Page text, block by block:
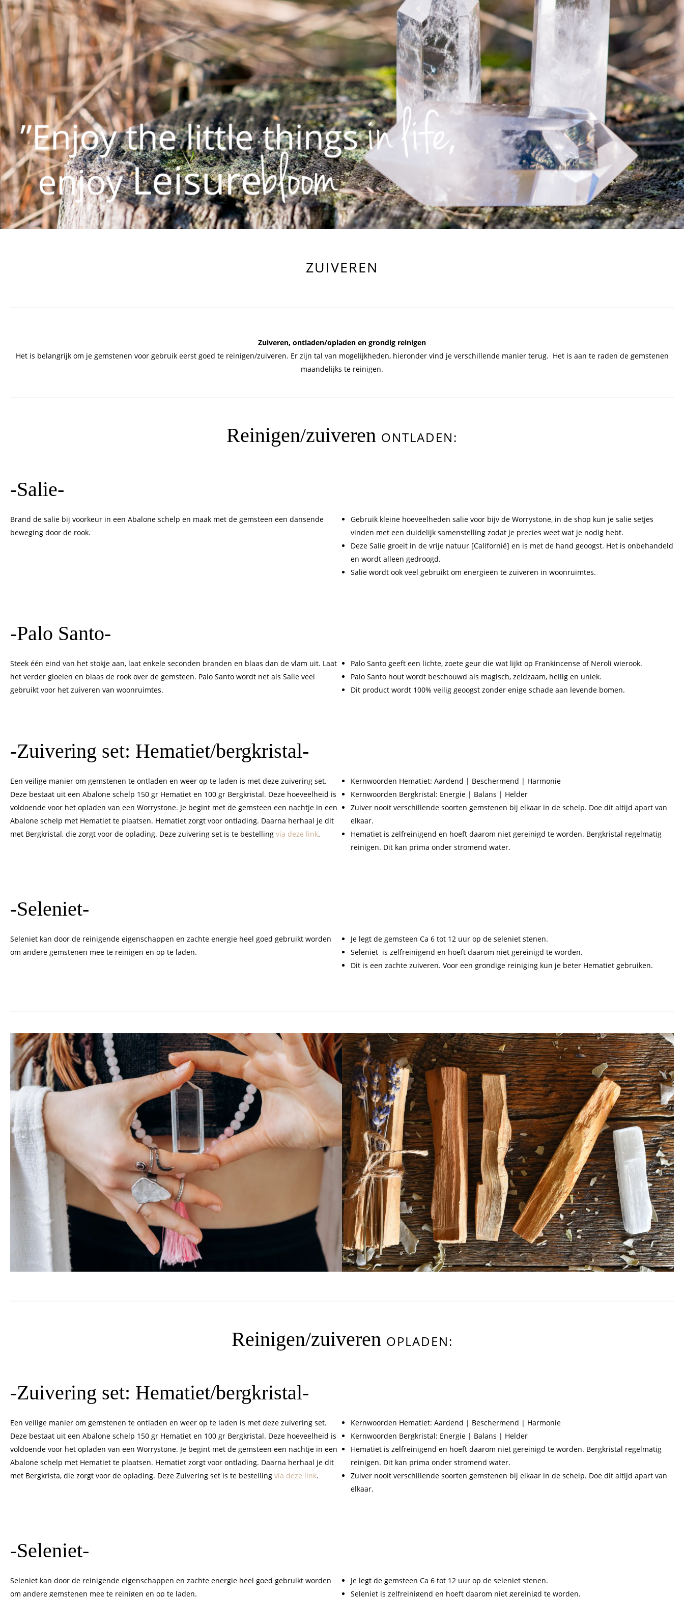
ZUIVEREN
Zuiveren, ontladen/opladen en grondig reinigen
Het is belangrijk om je gemstenen voor gebruik eerst goed te reinigen/zuiveren. Er zijn tal van mogelijkheden, hieronder vind je verschillende manier terug. Het is aan te raden de gemstenen
maandelijks te reinigen.
Reinigen/zuiveren ONTLADEN:
-Salie-
Brand de salie bij voorkeur in een Abalone schelp en maak met de gemsteen een dansende
beweging door de rook.
Gebruik kleine hoeveelheden salie voor bijv de Worrystone, in de shop kun je salie setjes
vinden met een duidelijk samenstelling zodat je precies weet wat je nodig hebt.
Deze Salie groeit in de vrije natuur [Californië] en is met de hand geoogst. Het is onbehandeld
en wordt alleen gedroogd.
Salie wordt ook veel gebruikt om energieën te zuiveren in woonruimtes.
-Palo Santo-
Steek één eind van het stokje aan, laat enkele seconden branden en blaas dan de vlam uit. Laat
het verder gloeien en blaas de rook over de gemsteen. Palo Santo wordt net als Salie veel
gebruikt voor het zuiveren van woonruimtes.
Palo Santo geeft een lichte, zoete geur die wat lijkt op Frankincense of Neroli wierook.
Palo Santo hout wordt beschouwd als magisch, zeldzaam, heilig en uniek.
Dit product wordt 100% veilig geoogst zonder enige schade aan levende bomen.
-Zuivering set: Hematiet/bergkristal-
Een veilige manier om gemstenen te ontladen en weer op te laden is met deze zuivering set.
Deze bestaat uit een Abalone schelp 150 gr Hematiet en 100 gr Bergkristal. Deze hoeveelheid is
voldoende voor het opladen van een Worrystone. Je begint met de gemsteen een nachtje in een
Abalone schelp met Hematiet te plaatsen. Hematiet zorgt voor ontlading. Daarna herhaal je dit
met Bergkristal, die zorgt voor de oplading. Deze zuivering set is te bestelling via deze link.
Kernwoorden Hematiet: Aardend | Beschermend | Harmonie
Kernwoorden Bergkristal: Energie | Balans | Helder
Zuiver nooit verschillende soorten gemstenen bij elkaar in de schelp. Doe dit altijd apart van
elkaar.
Hematiet is zelfreinigend en hoeft daarom niet gereinigd te worden. Bergkristal regelmatig
reinigen. Dit kan prima onder stromend water.
-Seleniet-
Seleniet kan door de reinigende eigenschappen en zachte energie heel goed gebruikt worden
om andere gemstenen mee te reinigen en op te laden.
Je legt de gemsteen Ca 6 tot 12 uur op de seleniet stenen.
Seleniet is zelfreinigend en hoeft daarom niet gereinigd te worden.
Dit is een zachte zuiveren. Voor een grondige reiniging kun je beter Hematiet gebruiken.
Reinigen/zuiveren OPLADEN:
-Zuivering set: Hematiet/bergkristal-
Een veilige manier om gemstenen te ontladen en weer op te laden is met deze zuivering set.
Deze bestaat uit een Abalone schelp 150 gr Hematiet en 100 gr Bergkristal. Deze hoeveelheid is
voldoende voor het opladen van een Worrystone. Je begint met de gemsteen een nachtje in een
Abalone schelp met Hematiet te plaatsen. Hematiet zorgt voor ontlading. Daarna herhaal je dit
met Bergkrista, die zorgt voor de oplading. Deze Zuivering set is te bestelling via deze link.
Kernwoorden Hematiet: Aardend | Beschermend | Harmonie
Kernwoorden Bergkristal: Energie | Balans | Helder
Hematiet is zelfreinigend en hoeft daarom niet gereinigd te worden. Bergkristal regelmatig
reinigen. Dit kan prima onder stromend water.
Zuiver nooit verschillende soorten gemstenen bij elkaar in de schelp. Doe dit altijd apart van
elkaar.
-Seleniet-
Seleniet kan door de reinigende eigenschappen en zachte energie heel goed gebruikt worden
om andere gemstenen mee te reinigen en op te laden.
Je legt de gemsteen Ca 6 tot 12 uur op de seleniet stenen.
Seleniet is zelfreinigend en hoeft daarom niet gereinigd te worden.